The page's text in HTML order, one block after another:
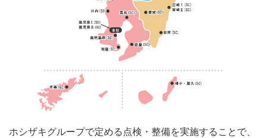
ホシザキグループで定める点検・整備を実施することで、